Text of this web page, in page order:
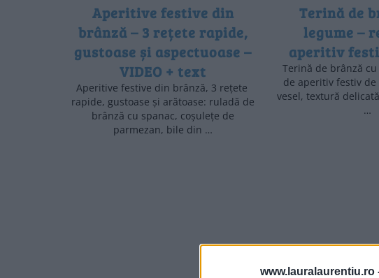
www.lauralaurentiu.ro
Aperitive festive din
brânză – 3 rețete rapide,
gustoase și aspectuoase –
VIDEO + text
Aperitive festive din brânză, 3 rețete
rapide, gustoase și arătoase: ruladă de
brânză cu spanac, coșulețe de
parmezan, bile din …
Terină de
legume –
aperitiv
Terină de brânză
de aperitiv festiv de
vesel, textură
…